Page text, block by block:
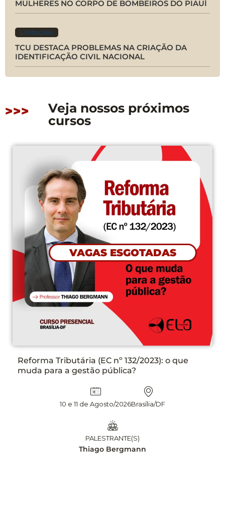
MULHERES NO CORPO DE BOMBEIROS DO PIAUÍ
Licitações
TCU DESTACA PROBLEMAS NA CRIAÇÃO DA
IDENTIFICAÇÃO CIVIL NACIONAL
>>>
Veja nossos próximos
cursos
CONFIRMADO
PLANEJAMENTO DAS CONTRATAÇÕES NA LEI
N° 14.133/21 ETP, TR E DFD NA PRÁTICA, COM
13 e 14 Agosto/2026